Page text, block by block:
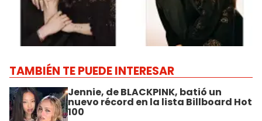
TAMBIÉN TE PUEDE INTERESAR
Jennie, de BLACKPINK, batió un
nuevo récord en la lista Billboard Hot
100